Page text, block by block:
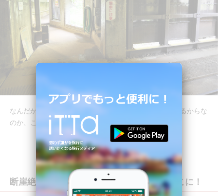
なんだかちょっとワクワクしますね！この先に温泉があるからな
のか、この辺りは少々硫黄臭いです。
断崖絶壁の絶景！スケール違いの秘境がここに！